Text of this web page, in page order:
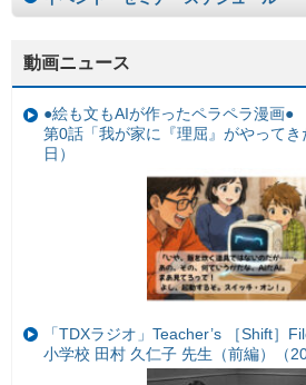
動画ニュース
●絵も文もAIが作ったペラペラ漫画●
第0話「我が家に『理屈』がやって
日）
「TDXラジオ」Teacher’s ［Shift］
小学校 田村 久仁子 先生（前編）（